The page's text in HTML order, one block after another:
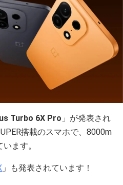
Turbo 6X Pro 」が発表され
搭載のスマホで、8000m
ます。
」も発表されています！